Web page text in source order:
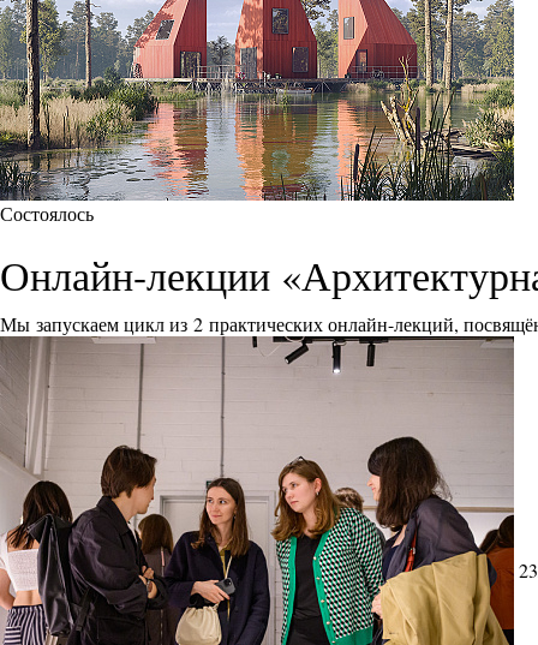
Состоялось
Онлайн-лекции
Мы запускаем цикл из 2 практических онлайн-лекций,